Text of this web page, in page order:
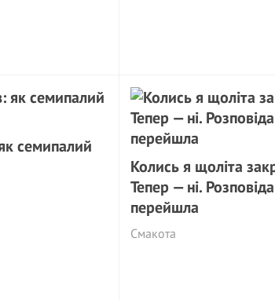
семипалий
Колись я щоліта
Тепер — ні.
перейшла
Смакота